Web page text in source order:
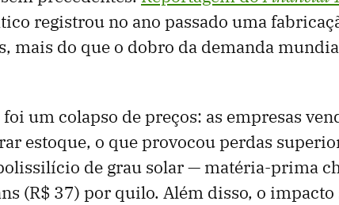
registrou no ano passado uma
mais do que o dobro da demanda
um colapso de preços: as empresas
estoque, o que provocou perdas
de grau solar — matéria-prima
(R$ 37) por quilo. Além disso, o